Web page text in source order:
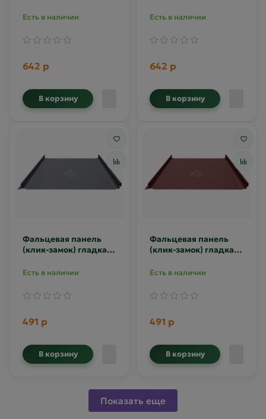
Есть в наличии
642 р
В корзину
Есть в наличии
642 р
В корзину
Фальцевая панель
(клик-замок) гладкая
Есть в наличии
491 р
В корзину
Фальцевая панель
(клик-замок) гладкая
Есть в наличии
491 р
В корзину
Показать еще